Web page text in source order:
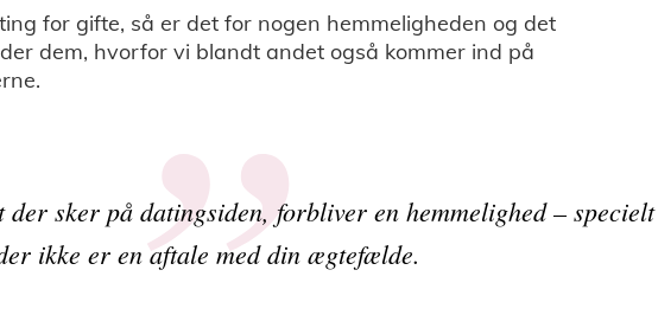
for gifte, så er det for nogen hemmeligheden og det
dem, hvorfor vi blandt andet også kommer ind på
sker på datingsiden, forbliver en hemmelighed –
ikke er en aftale med din ægtefælde.